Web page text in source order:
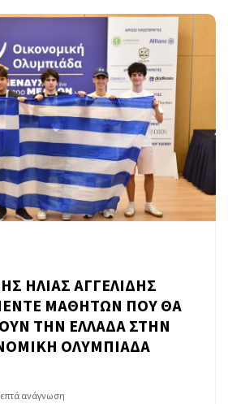
ΗΛΙΑΣ ΑΓΓΕΛΙΔΗΣ
ΜΑΘΗΤΩΝ ΠΟΥ ΘΑ
ΤΗΝ ΕΛΛΑΔΑ ΣΤΗΝ
ΟΛΥΜΠΙΑΔΑ
ανάγνωση